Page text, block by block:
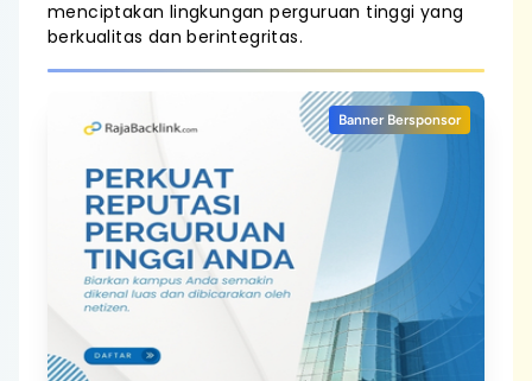
menciptakan lingkungan perguruan tinggi yang
berkualitas dan berintegritas.
Banner Bersponsor